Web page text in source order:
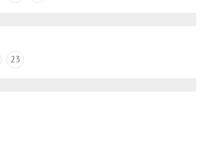
23